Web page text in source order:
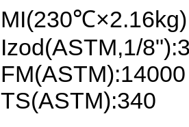
Izod(ASTM,1/
FM(ASTM):14000
TS(ASTM):340